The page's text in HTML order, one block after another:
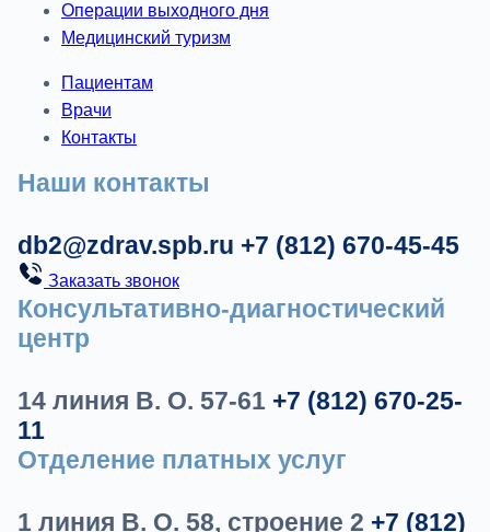
Операции выходного дня
Медицинский туризм
Пациентам
Врачи
Контакты
Наши контакты
db2@zdrav.spb.ru +7 (812) 670-45-45
Заказать звонок
Консультативно-диагностический
центр
14 линия В. О. 57-61 +7 (812) 670-25-
11
Отделение платных услуг
1 линия В. О. 58, строение 2 +7 (812)